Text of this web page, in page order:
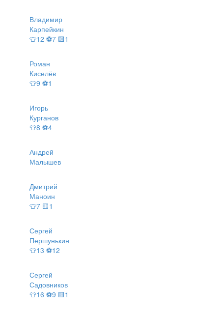
Владимир
Карпейкин
👕12 ⚽7 🟨1
Роман
Киселёв
👕9 ⚽1
Игорь
Курганов
👕8 ⚽4
Андрей
Малышев
Дмитрий
Маноин
👕7 🟨1
Сергей
Першунькин
👕13 ⚽12
Сергей
Садовников
👕16 ⚽9 🟨1